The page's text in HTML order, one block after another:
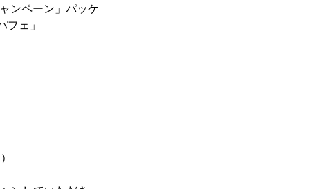
ンペーン」パッケ
ェ」